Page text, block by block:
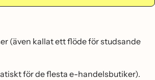
(även kallat ett flöde för studsande
för de flesta e-handelsbutiker).